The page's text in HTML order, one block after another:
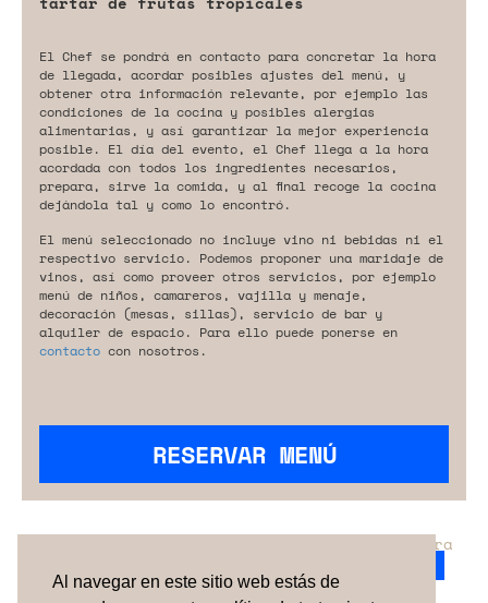
Al navegar en este sitio web estás de
El Chef se pondrá en contacto para concretar la hora
de llegada, acordar posibles ajustes del menú, y
obtener otra información relevante, por ejemplo las
condiciones de la cocina y posibles alergias
alimentarias, y así garantizar la mejor experiencia
posible. El día del evento, el Chef llega a la hora
acordada con todos los ingredientes necesarios,
prepara, sirve la comida, y al final recoge la cocina
dejándola tal y como lo encontró.
El menú seleccionado no incluye vino ni bebidas ni el
respectivo servicio. Podemos proponer una maridaje de
vinos, así como proveer otros servicios, por ejemplo
menú de niños, camareros, vajilla y menaje,
decoración (mesas, sillas), servicio de bar y
alquiler de espacio. Para ello puede ponerse en
contacto con nosotros.
RESERVAR MENÚ
¿No has encontrado el servicio perfecto para